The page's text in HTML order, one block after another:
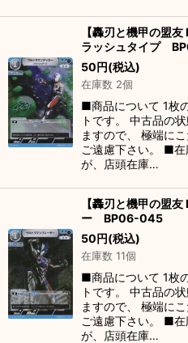
【轟刃と機甲の盟
ラッシュタイプ
50円(税込)
在庫数 2個
■商品について 1枚
トです。 中古品の
ますので、 極端に
ご遠慮下さい。 ■
が、店頭在庫…
【轟刃と機甲の盟
ー BP06-045
50円(税込)
在庫数 11個
■商品について 1枚
トです。 中古品の
ますので、 極端に
ご遠慮下さい。 ■
が、店頭在庫…